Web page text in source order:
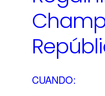
CUANDO: